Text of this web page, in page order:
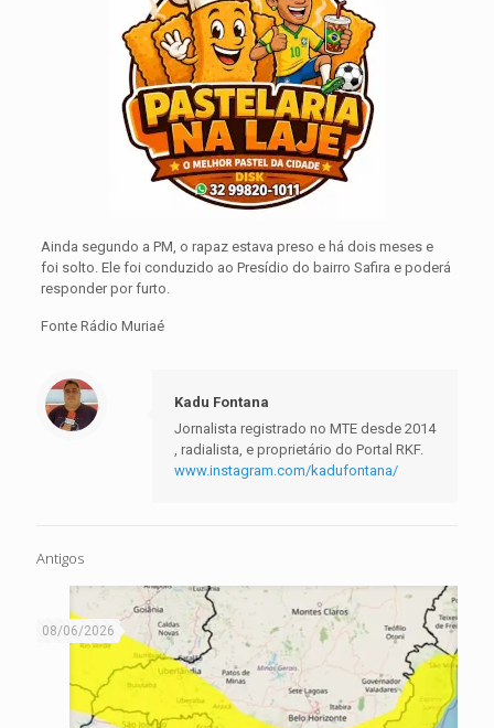
Ainda segundo a PM, o rapaz estava preso e há dois meses e
foi solto. Ele foi conduzido ao Presídio do bairro Safira e poderá
responder por furto.
Fonte Rádio Muriaé
Kadu Fontana
Jornalista registrado no MTE desde 2014
, radialista, e proprietário do Portal RKF.
www.instagram.com/kadufontana/
Antigos
08/06/2026